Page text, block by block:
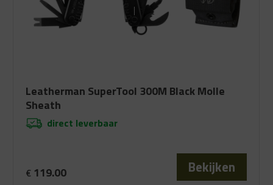
Leatherman SuperTool 300M Black Molle
Sheath
direct leverbaar
€ 119.00 Bekijken